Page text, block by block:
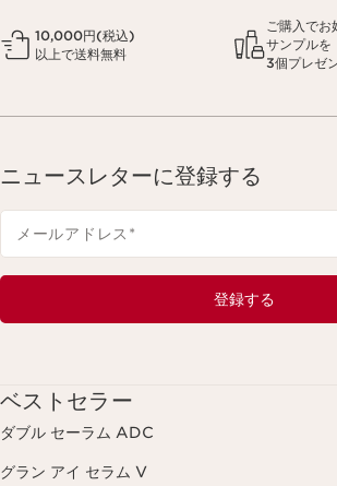
10,000円(税込)
以上で送料無料
ご購入でお
サンプルを
3個プレゼ
ニュースレターに登録する
メールアドレス *
登録する
ベストセラー
ダブル セーラム ADC
グラン アイ セラム V